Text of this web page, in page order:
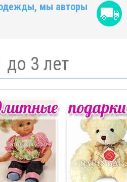
мы авторы
до 3 лет